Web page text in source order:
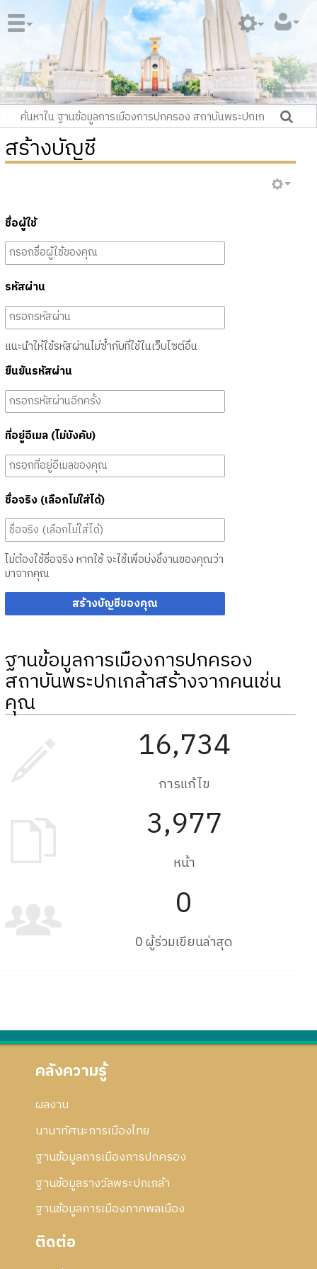
สร้างบัญชี
ชื่อผู้ใช้
รหัสผ่าน
แนะนำให้ใช้รหัสผ่านไม่ซ้ำกับที่ใช้ในเว็บไซต์อื่น
ยืนยันรหัสผ่าน
ที่อยู่อีเมล (ไม่บังคับ)
ชื่อจริง (เลือกไม่ใส่ได้)
ไม่ต้องใช้ชื่อจริง หากใช้ จะใช้เพื่อบ่งชี้งานของคุณว่า
มาจากคุณ
สร้างบัญชีของคุณ
ฐานข้อมูลการเมืองการปกครอง
สถาบันพระปกเกล้าสร้างจากคนเช่น
คุณ
16,734
การแก้ไข
3,977
หน้า
0
0 ผู้ร่วมเขียนล่าสุด
คลังความรู้
ผลงาน
นานาทัศนะการเมืองไทย
ฐานข้อมูลการเมืองการปกครอง
ฐานข้อมูลรางวัลพระปกเกล้า
ฐานข้อมูลการเมืองภาคพลเมือง
ติดต่อ